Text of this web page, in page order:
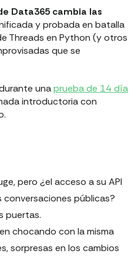
Data365 cambia las
y probada en batalla
Threads en Python (y otros
que se
unaprueba de 14 día
introductoria con
pero ¿el acceso a su API
públicas?
puertas.
chocando con la misma
sorpresas en los cambios